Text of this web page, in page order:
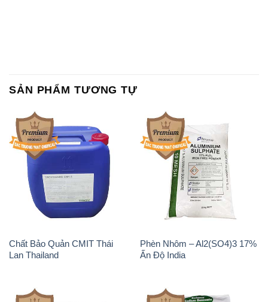
Chất Bảo Quản CMIT Thái
Lan Thailand
Phèn Nhôm – Al2(SO4)3 17%
Ấn Độ India